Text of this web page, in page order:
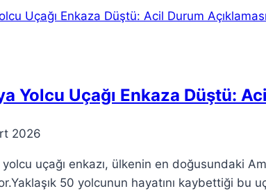
ve
Yolcu Uçağı Enkaza Düştü:
2026
yolcu uçağı enkazı, ülkenin en doğusundaki
50 yolcunun hayatını kaybettiği bu